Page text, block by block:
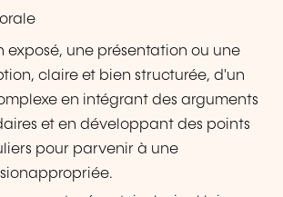
exposé, une présentation ou une
claire et bien structurée, d'un
en intégrant des arguments
et en développant des points
pour parvenir à une